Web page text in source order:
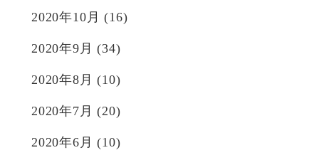
2020年10月 (16)
2020年9月 (34)
2020年8月 (10)
2020年7月 (20)
2020年6月 (10)